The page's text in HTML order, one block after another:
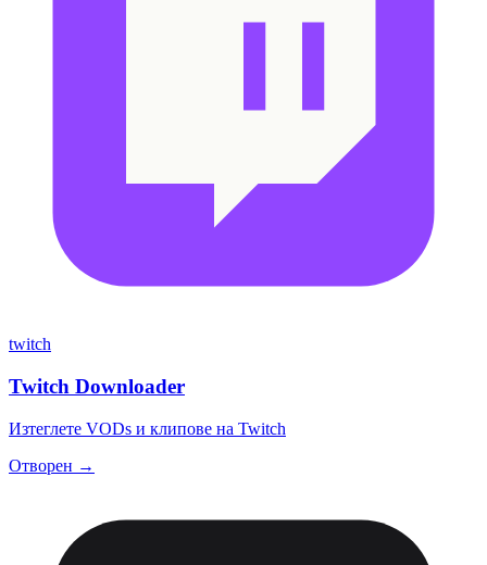
twitch
Twitch Downloader
Изтеглете VODs и клипове на Twitch
Отворен →